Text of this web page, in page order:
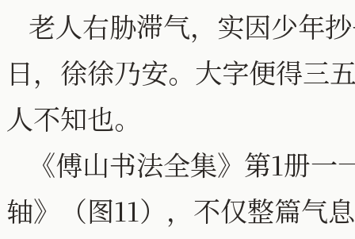
老人右胁滞气，实因少年
日，徐徐乃安。大字便得三
人不知也。
《傅山书法全集》第1册
轴》（图11），不仅整篇气